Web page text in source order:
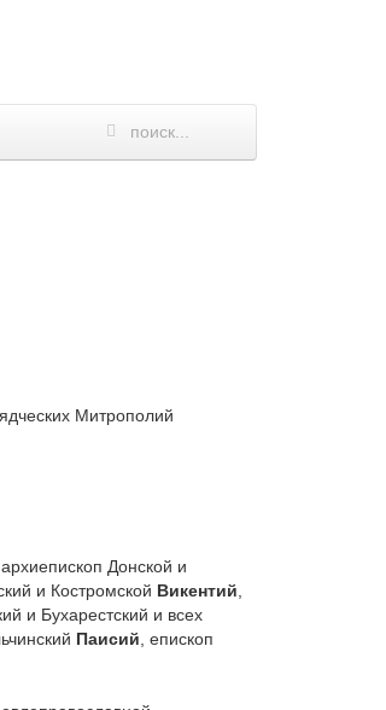
Митрополий
, архиепископ Донской и
и Костромской Викентий
и Бухарестский и всех
Паисий , епископ